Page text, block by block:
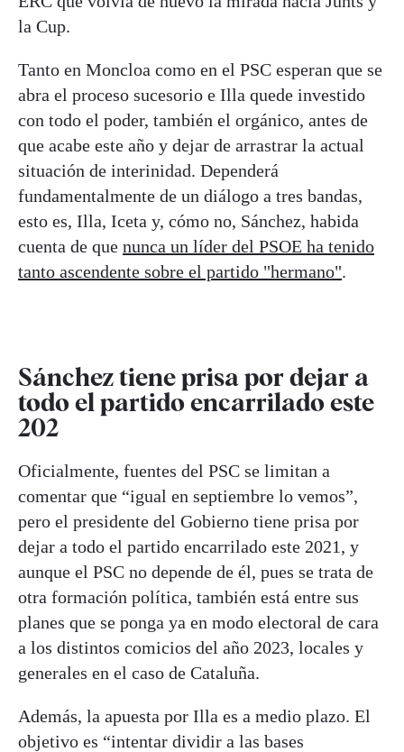
la Cup.
Tanto en Moncloa como en el PSC esperan que se
abra el proceso sucesorio e Illa quede investido
con todo el poder, también el orgánico, antes de
que acabe este año y dejar de arrastrar la actual
situación de interinidad. Dependerá
fundamentalmente de un diálogo a tres bandas,
esto es, Illa, Iceta y, cómo no, Sánchez, habida
cuenta de que nunca un líder del PSOE ha tenido
tanto ascendente sobre el partido "hermano".
Sánchez tiene prisa por dejar a
todo el partido encarrilado este
202
Oficialmente, fuentes del PSC se limitan a
comentar que “igual en septiembre lo vemos”,
pero el presidente del Gobierno tiene prisa por
dejar a todo el partido encarrilado este 2021, y
aunque el PSC no depende de él, pues se trata de
otra formación política, también está entre sus
planes que se ponga ya en modo electoral de cara
a los distintos comicios del año 2023, locales y
generales en el caso de Cataluña.
Además, la apuesta por Illa es a medio plazo. El
objetivo es “intentar dividir a las bases